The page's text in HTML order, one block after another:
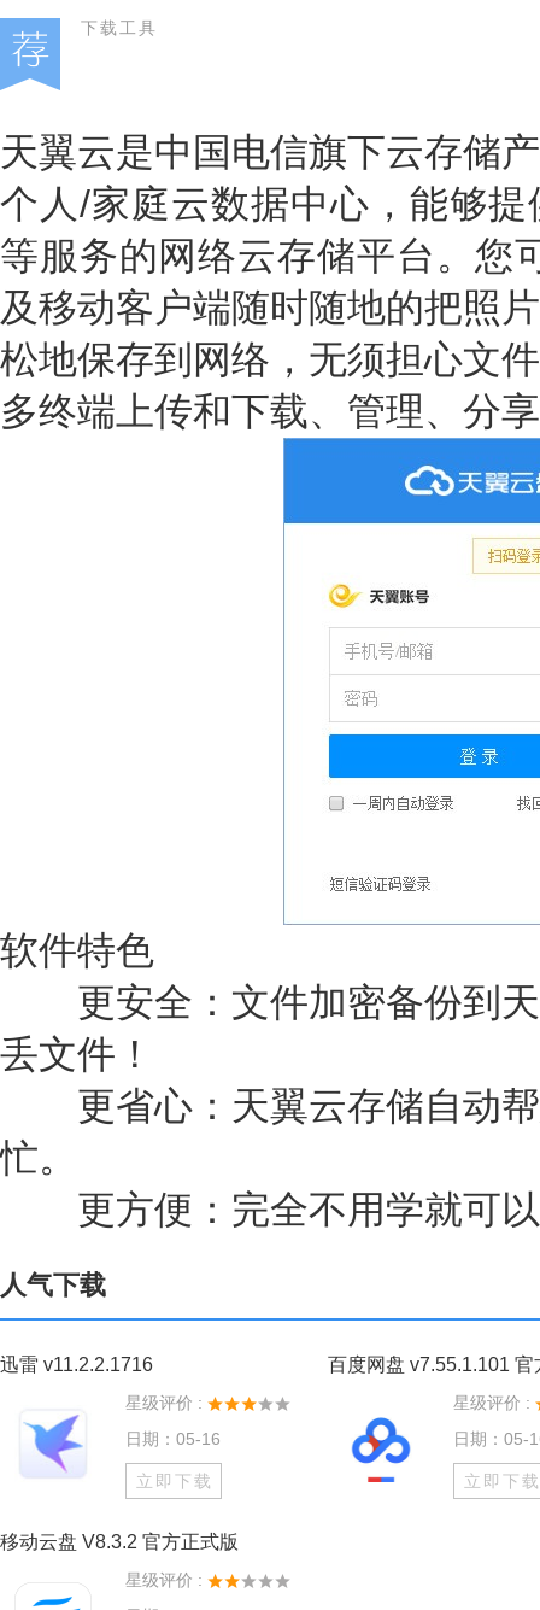
下载工具
天翼云是中国电信旗下云存储
个人/家庭云数据中心，能够
等服务的网络云存储平台。您
及移动客户端随时随地的把照
松地保存到网络，无须担心文
多终端上传和下载、管理、分
软件特色
更安全：文件加密备份到天
丢文件！
更省心：天翼云存储自动帮
忙。
更方便：完全不用学就可以
人气下载
迅雷 v11.2.2.1716
星级评价 :
日期：05-16
立即下载
百度网盘 v7.55.1.101 官
星级评价 :
日期：05-
立即下载
移动云盘 V8.3.2 官方正式版
星级评价 :